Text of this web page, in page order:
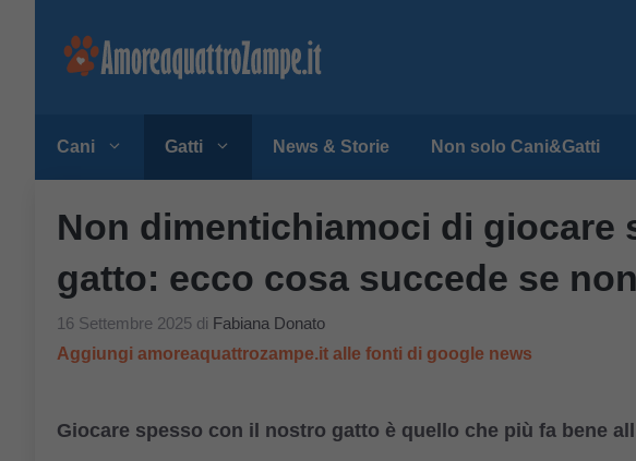
Cani Gatti News & Storie Non solo Cani&Gatti
Non dimentichiamoci di giocare
gatto: ecco cosa succede se
16 Settembre 2025 di Fabiana Donato
Aggiungi amoreaquattrozampe.it alle fonti di google news
Giocare spesso con il nostro gatto è quello che più fa bene